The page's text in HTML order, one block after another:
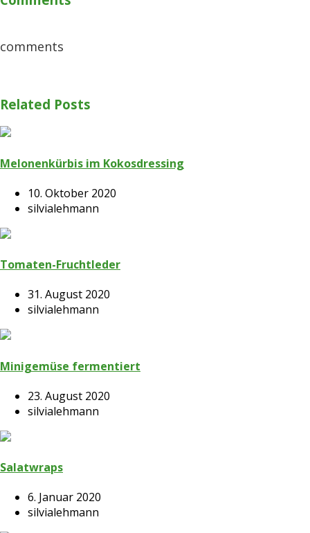
comments
Related Posts
Melonenkürbis im Kokosdressing
10. Oktober 2020
silvialehmann
Tomaten-Fruchtleder
31. August 2020
silvialehmann
Minigemüse fermentiert
23. August 2020
silvialehmann
Salatwraps
6. Januar 2020
silvialehmann